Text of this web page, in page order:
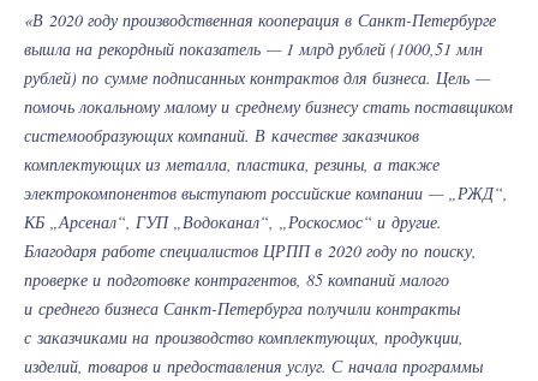
«В 2020 году производственная кооперация в Санкт-Петербурге
вышла на рекордный показатель — 1 млрд рублей (1000,51 млн
рублей) по сумме подписанных контрактов для бизнеса. Цель —
помочь локальному малому и среднему бизнесу стать поставщиком
системообразующих компаний. В качестве заказчиков
комплектующих из металла, пластика, резины, а также
электрокомпонентов выступают российские компании — „РЖД“,
КБ „Арсенал“, ГУП „Водоканал“, „Роскосмос“ и другие.
Благодаря работе специалистов ЦРПП в 2020 году по поиску,
проверке и подготовке контрагентов, 85 компаний малого
и среднего бизнеса Санкт-Петербурга получили контракты
с заказчиками на производство комплектующих, продукции,
изделий, товаров и предоставления услуг. С начала программы